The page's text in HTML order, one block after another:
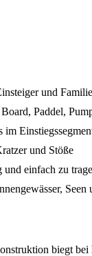
und
Paddel,
im
und Stöße
einfach zu
Seen
biegt bei